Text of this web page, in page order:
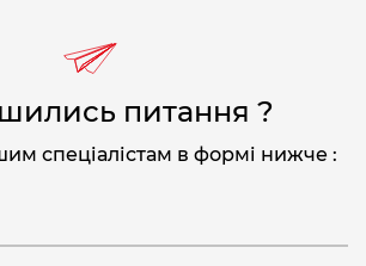
питання ?
спеціалістам в формі нижче :